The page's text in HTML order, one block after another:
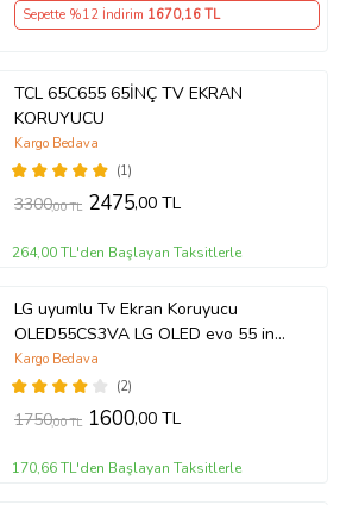
Sepette %12 İndirim 1670,16 TL
TCL 65C655 65İNÇ TV EKRAN
KORUYUCU
(1)
Kargo Bedava
3300,00 TL 2475,00 TL
264,00 TL'den Başlayan Taksitlerle
LG uyumlu Tv Ekran Koruyucu
OLED55CS3VA LG OLED evo 55 inç
inc CS3 Serisi 4K Smart TV
(2)
Kargo Bedava
1750,00 TL 1600,00 TL
170,66 TL'den Başlayan Taksitlerle